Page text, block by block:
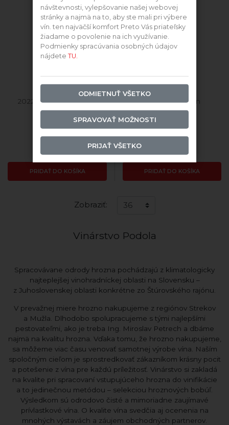
2022 Frankovka Modrá
Skladom
PRIDAŤ DO KOŠÍKA
2023 Sauvignon
Skladom
PRIDAŤ DO KOŠÍKA
Zobraziť:
Vinárstvo Podola
Spracovávane odrody hrozna pochádzajú z klimatologicky
najteplejšej vinohradníckej oblasti na Slovensku –
z Juhoslovenskej oblasti konkrétne zo Štúrovského rajónu.
V prevažnej miere hrozno nakupujeme z regiónov Strekov
a Mužla. Dlhodobo spolupracujeme s tými najlepšími
pestovateľmi, ako je treba Ing. Miroslav Petrech a dbáme
najmä na kvalitu hrozna. Vďaka tomu, že hrozno nakupujeme,
sa môžeme viac času venovať samotnej výrobe vína. Naším
spoločným cieľom je sprostredkovať zákazníkom krásny pocit
a potešenie z vína pre každú príležitosť. Vinárstvo si zakladá
na kvalite pri spracovaní vstupujúceho hrozna do vinifikácie
a to jedinečnou metódou – selekciou hroznových bobúľ.
Výsledkom sú odrodovo čisté a mimoriadne zaujímavé
prívlastkové vína. O kvalite vína svedčia aj ocenenia na
mnohých výstavách a záujem obchodných partnerov.
návštevnosti, vylepšovanie našej webovej
stránky a najmä na to, aby ste mali pri výbere
vín. ten najväčší komfort Preto Vás priateľsky
žiadame o povolenie na ich využívanie.
Podmienky spracúvania osobných údajov
nájdeteTU.
ODMIETNUŤ VŠETKO
SPRAVOVAŤ MOŽNOSTI
PRIJAŤ VŠETKO